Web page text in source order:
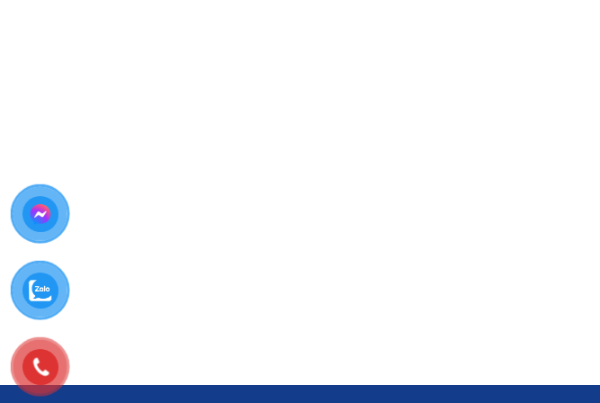
Bước 2: Lập phiếu tiếp nhận và chuẩn đoán chi tiết
Kiểm tra
Đánh giá mức độ chai pin
Lập phiếu tiếp nhận rõ ràng
Bước 3: Thông báo kết quả chẩn đoán và báo giá chính thức
Thông báo